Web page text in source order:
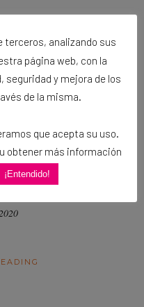
terceros, analizando sus
página web, con la
seguridad y mejora de los
de la misma.
que acepta su uso.
obtener más información
¡Entendido!